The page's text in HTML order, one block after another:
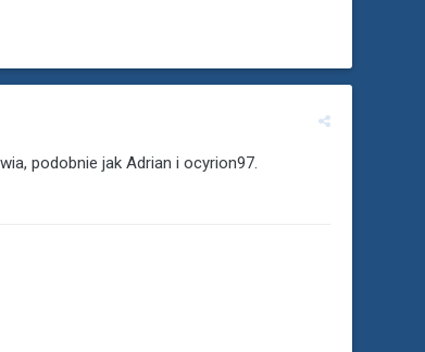
podobnie jak Adrian i ocyrion97.